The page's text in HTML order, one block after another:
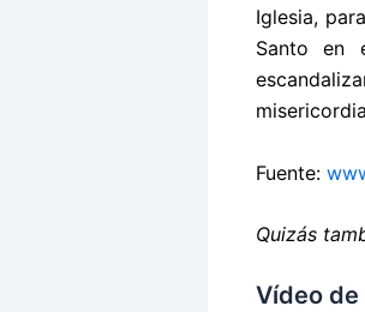
Iglesia,
Santo en
Fuente:
Quizás
Vídeo de